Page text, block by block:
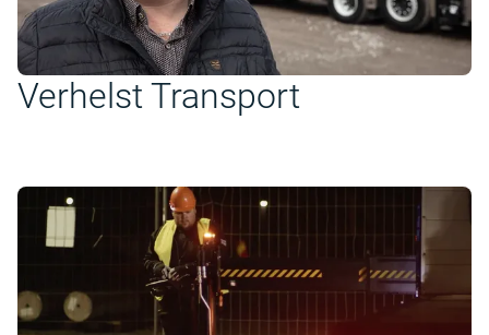
Verhelst Transport